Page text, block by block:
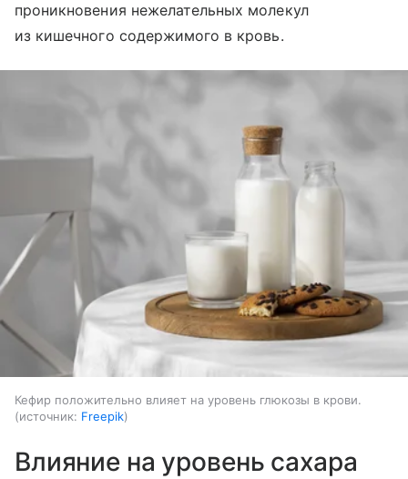
проникновения нежелательных молекул
из кишечного содержимого в кровь.
Кефир положительно влияет на уровень глюкозы в крови.
источник: Freepik
Влияние на уровень сахара